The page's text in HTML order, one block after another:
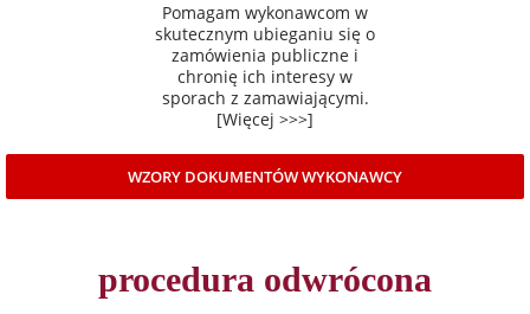
Pomagam wykonawcom w
skutecznym ubieganiu się o
zamówienia publiczne i
chronię ich interesy w
sporach z zamawiającymi.
[Więcej >>>]
WZORY DOKUMENTÓW WYKONAWCY
procedura odwrócona